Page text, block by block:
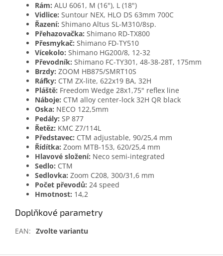
Rám: ALU 6061, M (16"), L (18")
Vidlice: Suntour NEX, HLO DS 63mm 700C
Řazení: Shimano Altus SL-M310/8sp.
Přehazovačka: Shimano RD-TX800
Přesmykač: Shimano FD-TY510
Vícekolo: Shimano HG200/8, 12-32
Převodník: Shimano FC-TY301, 48-38-28T, 175mm
Brzdy: ZOOM HB875/SMRT10S
Ráfky: CTM ZX-lite, 622x19 BA, 32H
Pláště: Freedom Wedge 28x1,75" reflex line
Náboje: CTM alloy center-lock 32H QR black
Oska: NECO 122,5mm
Pedály: SP 877
Řetěz: KMC Z7/114L
Představec: CTM adjustable, 90/25,4 mm
Řídítka: Zoom MTB-153, 620/25,4 mm
Hlavové složení: Neco semi-integrated
Sedlo: CTM
Sedlovka: Zoom C208, 300/31,6 mm
Počet převodů: 24 speed
Hmotnost: 14,2
Doplňkové parametry
EAN: Zvolte variantu